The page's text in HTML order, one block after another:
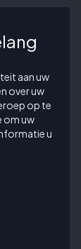
aan uw
over uw
op te
om uw
u